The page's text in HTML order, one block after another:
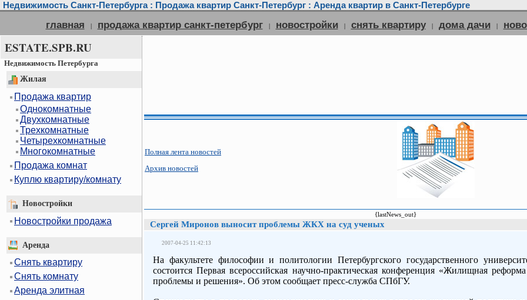
Недвижимость Санкт-Петербурга : Продажа квартир Санкт-Петербург : Аренда квартир в Санкт-Петербурге
главная | продажа квартир санкт-петербург | новостройки | снять квартиру | дома дачи |
ESTATE.SPB.RU
Недвижимость Петербурга
Жилая
Продажа квартир
Однокомнатные
Двухкомнатные
Трехкомнатные
Четырехкомнатные
Многокомнатные
Продажа комнат
Куплю квартиру/комнату
Новостройки
Новостройки продажа
Аренда
Снять квартиру
Снять комнату
Аренда элитная
Полная лента новостей
Архив новостей
{lastNews_out}
Сергей Миронов выносит проблемы ЖКХ на суд ученых
2007-04-25 11:42:13
На факультете философии и политологии Петербургского государственного
состоится Первая всероссийская научно-практическая конференция «Жилищная
проблемы и решения». Об этом сообщает пресс-служба СПбГУ.